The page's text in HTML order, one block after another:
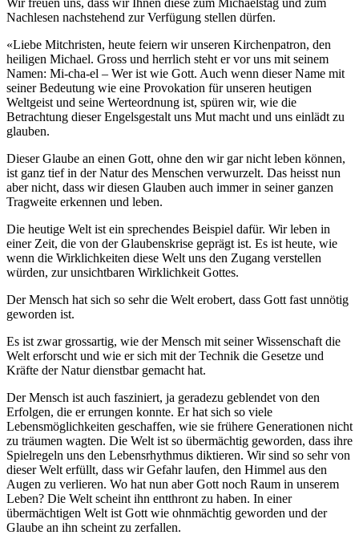
Wir freuen uns, dass wir Ihnen diese zum Michaelstag und zum
Nachlesen nachstehend zur Verfügung stellen dürfen.
«Liebe Mitchristen, heute feiern wir unseren Kirchenpatron, den
heiligen Michael. Gross und herrlich steht er vor uns mit seinem
Namen: Mi-cha-el – Wer ist wie Gott. Auch wenn dieser Name mit
seiner Bedeutung wie eine Provokation für unseren heutigen
Weltgeist und seine Werteordnung ist, spüren wir, wie die
Betrachtung dieser Engelsgestalt uns Mut macht und uns einlädt zu
glauben.
Dieser Glaube an einen Gott, ohne den wir gar nicht leben können,
ist ganz tief in der Natur des Menschen verwurzelt. Das heisst nun
aber nicht, dass wir diesen Glauben auch immer in seiner ganzen
Tragweite erkennen und leben.
Die heutige Welt ist ein sprechendes Beispiel dafür. Wir leben in
einer Zeit, die von der Glaubenskrise geprägt ist. Es ist heute, wie
wenn die Wirklichkeiten diese Welt uns den Zugang verstellen
würden, zur unsichtbaren Wirklichkeit Gottes.
Der Mensch hat sich so sehr die Welt erobert, dass Gott fast unnötig
geworden ist.
Es ist zwar grossartig, wie der Mensch mit seiner Wissenschaft die
Welt erforscht und wie er sich mit der Technik die Gesetze und
Kräfte der Natur dienstbar gemacht hat.
Der Mensch ist auch fasziniert, ja geradezu geblendet von den
Erfolgen, die er errungen konnte. Er hat sich so viele
Lebensmöglichkeiten geschaffen, wie sie frühere Generationen nicht
zu träumen wagten. Die Welt ist so übermächtig geworden, dass ihre
Spielregeln uns den Lebensrhythmus diktieren. Wir sind so sehr von
dieser Welt erfüllt, dass wir Gefahr laufen, den Himmel aus den
Augen zu verlieren. Wo hat nun aber Gott noch Raum in unserem
Leben? Die Welt scheint ihn entthront zu haben. In einer
übermächtigen Welt ist Gott wie ohnmächtig geworden und der
Glaube an ihn scheint zu zerfallen.